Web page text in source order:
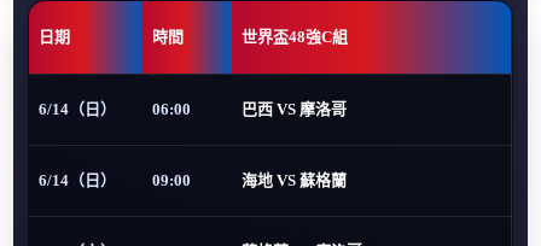
日期 時間 世界盃48強C組
6/14（日） 06:00 巴西 VS 摩洛哥
6/14（日） 09:00 海地 VS 蘇格蘭